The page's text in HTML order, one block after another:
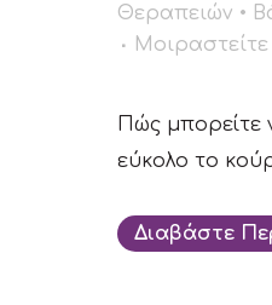
Θεραπειών •
Μοιραστείτε
Πώς μπορείτε
εύκολο το
Διαβάστε